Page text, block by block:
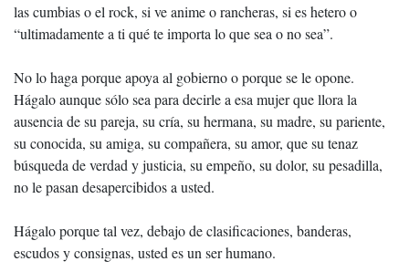
las cumbias o el rock, si ve anime o rancheras, si es hetero o
“ultimadamente a ti qué te importa lo que sea o no sea”.
No lo haga porque apoya al gobierno o porque se le opone.
Hágalo aunque sólo sea para decirle a esa mujer que llora la
ausencia de su pareja, su cría, su hermana, su madre, su pariente,
su conocida, su amiga, su compañera, su amor, que su tenaz
búsqueda de verdad y justicia, su empeño, su dolor, su pesadilla,
no le pasan desapercibidos a usted.
Hágalo porque tal vez, debajo de clasificaciones, banderas,
escudos y consignas, usted es un ser humano.